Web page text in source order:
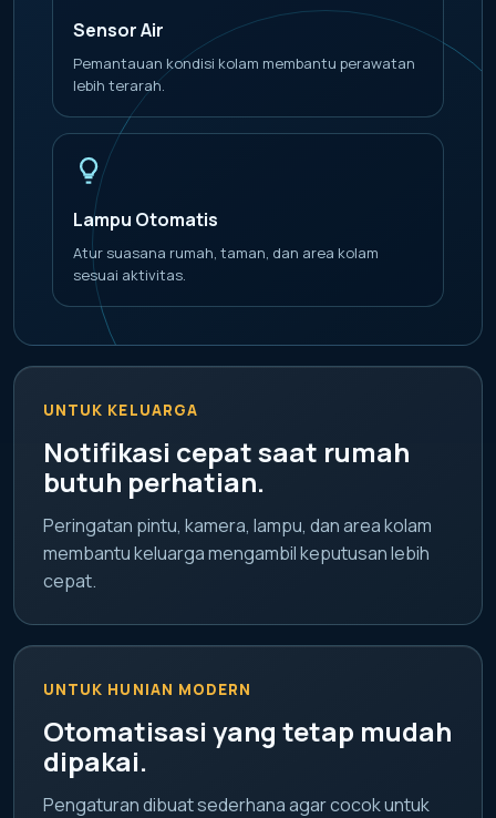
Sensor Air
Pemantauan kondisi kolam membantu perawatan
lebih terarah.
Lampu Otomatis
Atur suasana rumah, taman, dan area kolam
sesuai aktivitas.
UNTUK KELUARGA
Notifikasi cepat saat rumah
butuh perhatian.
Peringatan pintu, kamera, lampu, dan area kolam
membantu keluarga mengambil keputusan lebih
cepat.
UNTUK HUNIAN MODERN
Otomatisasi yang tetap mudah
dipakai.
Pengaturan dibuat sederhana agar cocok untuk